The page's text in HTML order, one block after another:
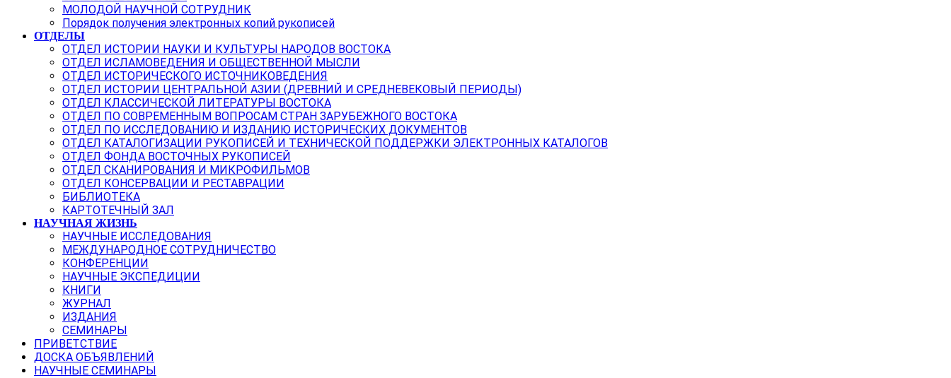
МОЛОДОЙ НАУЧНОЙ СОТРУДНИК
Порядок получения электронных копий рукописей
ОТДЕЛЫ
ОТДЕЛ ИСТОРИИ НАУКИ И КУЛЬТУРЫ НАРОДОВ ВОСТОКА
ОТДЕЛ ИСЛАМОВЕДЕНИЯ И ОБЩЕСТВЕННОЙ МЫСЛИ
ОТДЕЛ ИСТОРИЧЕСКОГО ИСТОЧНИКОВЕДЕНИЯ
ОТДЕЛ ИСТОРИИ ЦЕНТРАЛЬНОЙ АЗИИ (ДРЕВНИЙ И СРЕДНЕВЕКОВЫЙ ПЕРИОДЫ)
ОТДЕЛ КЛАССИЧЕСКОЙ ЛИТЕРАТУРЫ ВОСТОКА
ОТДЕЛ ПО СОВРЕМЕННЫМ ВОПРОСАМ СТРАН ЗАРУБЕЖНОГО ВОСТОКА
ОТДЕЛ ПО ИССЛЕДОВАНИЮ И ИЗДАНИЮ ИСТОРИЧЕСКИХ ДОКУМЕНТОВ
ОТДЕЛ КАТАЛОГИЗАЦИИ РУКОПИСЕЙ И ТЕХНИЧЕСКОЙ ПОДДЕРЖКИ ЭЛЕКТРОННЫХ КАТАЛОГОВ
ОТДЕЛ ФОНДА ВОСТОЧНЫХ РУКОПИСЕЙ
ОТДЕЛ СКАНИРОВАНИЯ И МИКРОФИЛЬМОВ
ОТДЕЛ КОНСЕРВАЦИИ И РЕСТАВРАЦИИ
БИБЛИОТЕКА
КАРТОТЕЧНЫЙ ЗАЛ
НАУЧНАЯ ЖИЗНЬ
НАУЧНЫЕ ИССЛЕДОВАНИЯ
МЕЖДУНАРОДНОЕ СОТРУДНИЧЕСТВО
КОНФЕРЕНЦИИ
НАУЧНЫЕ ЭКСПЕДИЦИИ
КНИГИ
ЖУРНАЛ
ИЗДАНИЯ
СЕМИНАРЫ
ПРИВЕТСТВИЕ
ДОСКА ОБЪЯВЛЕНИЙ
НАУЧНЫЕ СЕМИНАРЫ